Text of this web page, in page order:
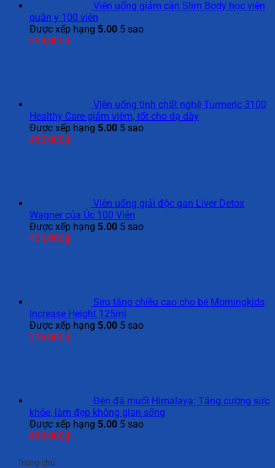
Viên uống giảm cân Slim Body học viện
quân y 100 viên
Được xếp hạng 5.00 5 sao
399,000₫
Viên uống tinh chất nghệ Turmeric 3100
Healthy Care giảm viêm, tốt cho dạ dày
Được xếp hạng 5.00 5 sao
450,000₫
Viên uống giải độc gan Liver Detox
Wagner của Úc 100 Viên
Được xếp hạng 5.00 5 sao
420,000₫
Siro tăng chiều cao cho bé Morningkids
Increase Height 125ml
Được xếp hạng 5.00 5 sao
216,000₫
Đèn đá muối Himalaya: Tăng cường sức
khỏe, làm đẹp không gian sống
Được xếp hạng 5.00 5 sao
699,000₫
Trang chủ